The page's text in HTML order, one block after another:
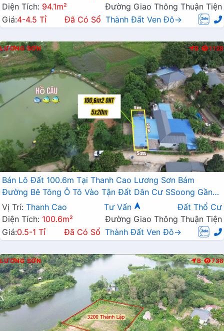
Diện Tích: 94.1m²
Đường Giao Thông Thuận Tiện
Giá:4-4.5 Tỉ Đã Có Sổ Thành Đất Ven Đô→
LƯƠNG SƠN B 1128
Bán Lô Đất 100.6m Tại Thanh Cao Lương Sơn Bám
Đường Bê Tông Ô Tô Vào Tận Đất Dân Cư SSoong Gần
Hồ Thoáng Mát Giá Đầu Tư
Vị Trí: Thanh Cao Tư Vấn
Đất Thổ Cư
Diện Tích: 100.6m²
Đường Giao Thông Thuận Tiện
Giá:0.5-1 Tỉ Đã Có Sổ Thành Đất Ven Đô→
LƯƠNG SƠN B 738